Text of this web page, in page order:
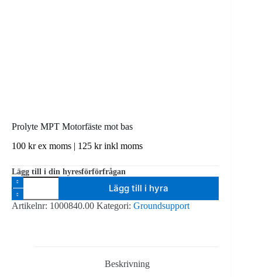
Prolyte MPT Motorfäste mot bas
100 krex moms | 125 krinkl moms
Lägg till i din hyresförförfrågan
Prolyte
MPT
Motorfäste
mot
Lägg till i hyra
Artikelnr: 1000840.00 Kategori: Groundsupport
Beskrivning